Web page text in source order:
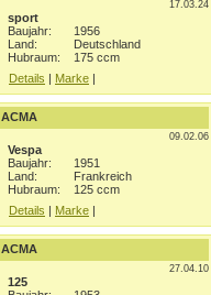
17.03.24
sport
Baujahr:
1956
Land:
Deutschland
Hubraum:
175 ccm
Details | Marke |
ACMA
09.02.06
Vespa
Baujahr:
1951
Land:
Frankreich
Hubraum:
125 ccm
Details | Marke |
ACMA
27.04.10
125